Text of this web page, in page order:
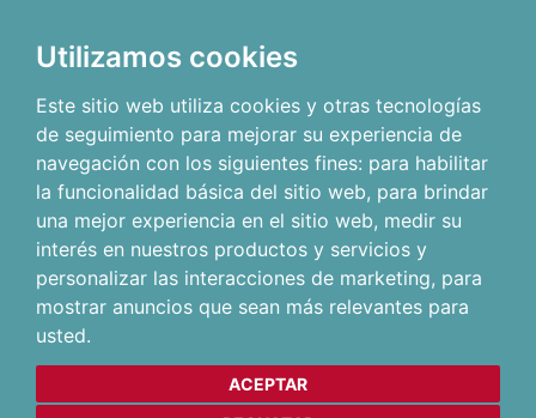
Utilizamos cookies
Este sitio web utiliza cookies y otras tecnologías
de seguimiento para mejorar su experiencia de
navegación con los siguientes fines: para habilitar
la funcionalidad básica del sitio web, para brindar
una mejor experiencia en el sitio web, medir su
interés en nuestros productos y servicios y
personalizar las interacciones de marketing, para
mostrar anuncios que sean más relevantes para
usted.
ACEPTAR